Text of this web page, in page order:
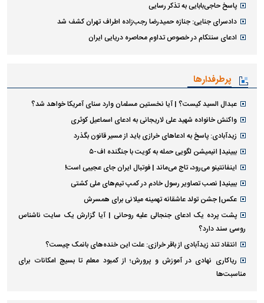
پاسخ حاجی‌بابایی به تذکر رسایی
دادسرای جنایی: جنازه حمیدرضا رجب‌زاده اطراف تهران کشف شد
ادعای سنتکام در خصوص تداوم محاصره دریایی ایران
پرطرفدارها
عبدال السید کیست؟ | آیا نخستین مسلمان وارد سنای آمریکا خواهد شد؟
واکنش خانواده شهید علی لاریجانی به ادعای اسماعیل کوثری
زیدآبادی: پاسخ به ادعا‌های خرازی باید از مسیر قانون بگذرد
ببینید| انیمیشن لگویی حمله به کویت با جنگنده اف-۵
اینفانتینو می‌رود، تاج می‌ماند | فوتبال ایران جای عجیبی است!
ببینید| نصب تصاویر رسول خادم در کمپ تیم‌های ملی کشتی
عکس| جشن تولد عاشقانه تهمینه میلانی برای همسرش
پشت پرده یک ادعای جنجالی علیه روحانی | آیا گزارش یک سایت ناشناس
روسی سند دارد؟
انتقاد تند زیدآبادی از باقر خرازی: علت این خنده‌های بانمک چیست؟
ریاکاری نهادی در آموزش و پرورش؛ از کمبود معلم تا بسیج امکانات برای
مناسبت‌ها